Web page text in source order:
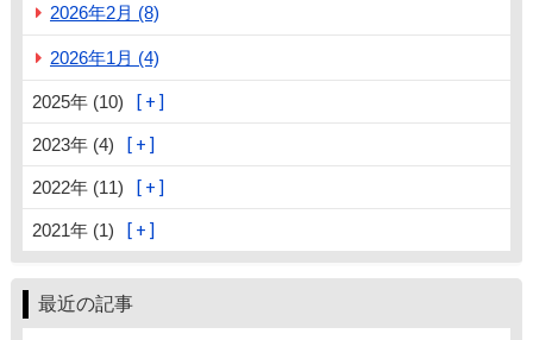
2026年2月 (8)
2026年1月 (4)
2025年 (10)
2023年 (4)
2022年 (11)
2021年 (1)
最近の記事